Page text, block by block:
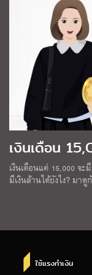
เงินเดือน
เงินเดือนแค่ 15,000 จ
มีเงินล้านได้ยังไง? มา
ใช้แรงทำเงิน